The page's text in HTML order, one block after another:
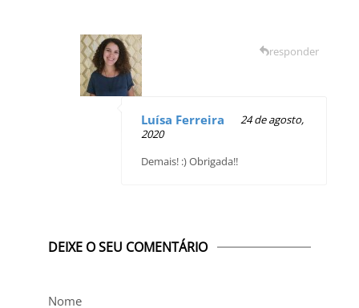
Luísa Ferreira
24 de agosto,
2020
Demais! :) Obrigada!!
responder
DEIXE O SEU COMENTÁRIO
Nome